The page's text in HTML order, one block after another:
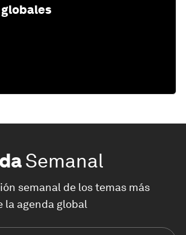
Semanal
semanal de los temas más
la agenda global